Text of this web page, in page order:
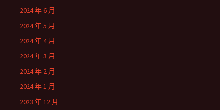
2024 年 6 月
2024 年 5 月
2024 年 4 月
2024 年 3 月
2024 年 2 月
2024 年 1 月
2023 年 12 月